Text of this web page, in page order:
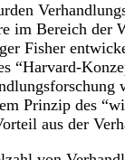
im Bereich der
Fisher
“Harvard-
Prinzip des
aus der